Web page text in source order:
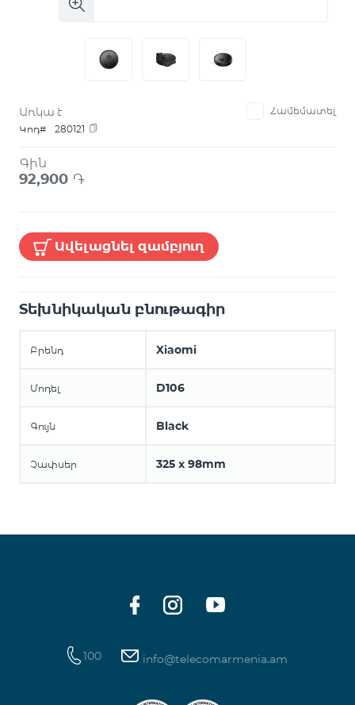
Առկա է
Համեմատել
Կոդ#
280121
Գին
92,900 ֏
Ավելացնել զամբյուղ
Տեխնիկական բնութագիր
Բրենդ Xiaomi
Մոդել D106
Գույն Black
Չափսեր 325 x 98mm
100 info@telecomarmenia.am